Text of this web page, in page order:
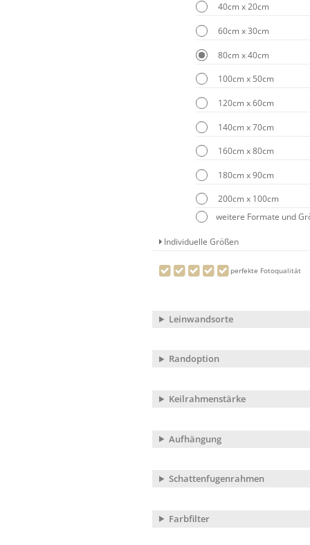
40cm x 20cm
60cm x 30cm
80cm x 40cm
100cm x 50cm
120cm x 60cm
140cm x 70cm
160cm x 80cm
180cm x 90cm
200cm x 100cm
weitere Formate und
Individuelle Größen
perfekte Fotoqualität
Leinwandsorte
Randoption
Keilrahmenstärke
Aufhängung
Schattenfugenrahmen
Farbfilter